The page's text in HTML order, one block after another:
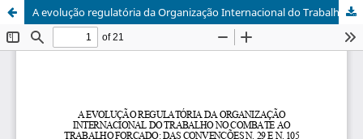
A evolução regulatória da Organização Internacional do Trabalho no combate ao trabalho forçado: das Convenções n. 29 e n. 105 ao Protocolo de 2014 e a responsabilidade nas cadeias de produção transnacionais